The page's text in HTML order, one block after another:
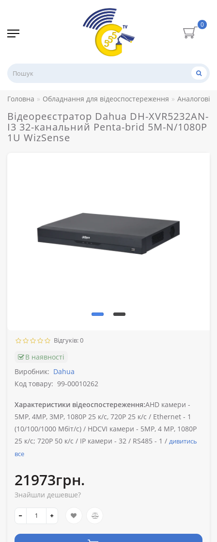
0
Головна Обладнання для відеоспостереження Аналогові
Відеореєстратор Dahua DH-XVR5232AN-
I3 32-канальний Penta-brid 5M-N/1080P
1U WizSense
Відгуків: 0
В наявності
Виробник: Dahua
Код товару: 99-00010262
Характеристики відеоспостереження:AHD камери -
5MP, 4MP, 3MP, 1080P 25 к/с, 720P 25 к/с / Ethernet - 1
(10/100/1000 Мбіт/с) / HDCVI камери - 5MP, 4 MP, 1080P
25 к/с; 720P 50 к/с / IP камери - 32 / RS485 - 1 / дивитись
все
21973грн.
Знайшли дешевше?